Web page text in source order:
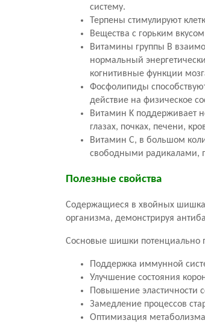
систему.
Терпены стимулируют
Вещества с горьким
Витамины группы B
нормальный
когнитивные функции
Фосфолипиды
действие на физическое
Витамин K поддерживает
глазах, почках, печени,
Витамин C, в большом
свободными радикалами,
Полезные свойства
Содержащиеся в хвойных
организма, демонстрируя
Сосновые шишки потенциально
Поддержка иммунной
Улучшение состояния
Повышение эластичности
Замедление процессов
Оптимизация